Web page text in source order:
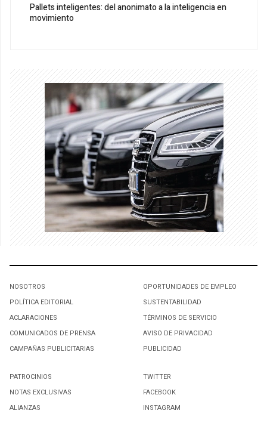
Pallets inteligentes: del anonimato a la inteligencia en
movimiento
NOSOTROS
POLÍTICA EDITORIAL
ACLARACIONES
COMUNICADOS DE PRENSA
CAMPAÑAS PUBLICITARIAS
OPORTUNIDADES DE EMPLEO
SUSTENTABILIDAD
TÉRMINOS DE SERVICIO
AVISO DE PRIVACIDAD
PUBLICIDAD
PATROCINIOS
NOTAS EXCLUSIVAS
ALIANZAS
TWITTER
FACEBOOK
INSTAGRAM